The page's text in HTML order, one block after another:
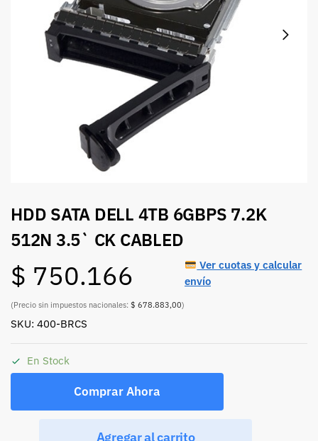
HDD SATA DELL 4TB 6GBPS 7.2K
512N 3.5` CK CABLED
$ 750.166
(Precio sin impuestos nacionales: $ 678.883,00)
Ver cuotas y calcular
envío
SKU: 400-BRCS
En Stock
Comprar Ahora
Agregar al carrito